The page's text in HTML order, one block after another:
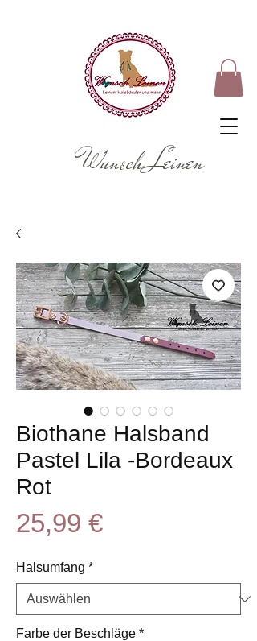
Wunsch Leinen
Biothane Halsband
Pastel Lila -Bordeaux
Rot
25,99 €Preis
Halsumfang *
Farbe der Beschläge *